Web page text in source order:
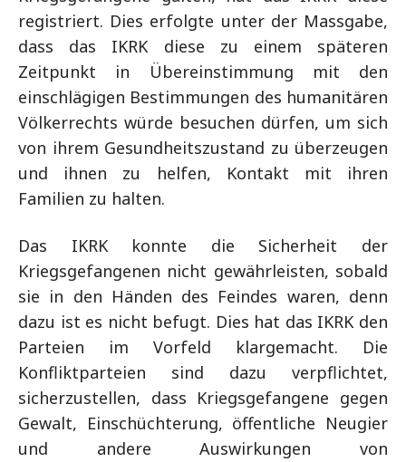
registriert. Dies erfolgte unter der Massgabe,
dass das IKRK diese zu einem späteren
Zeitpunkt in Übereinstimmung mit den
einschlägigen Bestimmungen des humanitären
Völkerrechts würde besuchen dürfen, um sich
von ihrem Gesundheitszustand zu überzeugen
und ihnen zu helfen, Kontakt mit ihren
Familien zu halten.
Das IKRK konnte die Sicherheit der
Kriegsgefangenen nicht gewährleisten, sobald
sie in den Händen des Feindes waren, denn
dazu ist es nicht befugt. Dies hat das IKRK den
Parteien im Vorfeld klargemacht. Die
Konfliktparteien sind dazu verpflichtet,
sicherzustellen, dass Kriegsgefangene gegen
Gewalt, Einschüchterung, öffentliche Neugier
und andere Auswirkungen von